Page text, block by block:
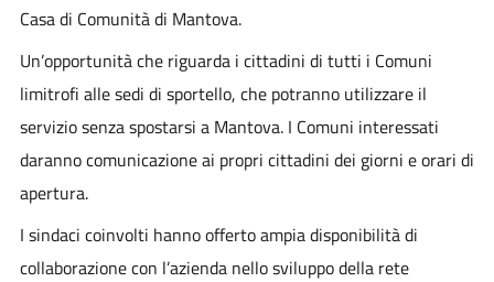
Casa di Comunità di Mantova.
Un’opportunità che riguarda i cittadini di tutti i Comuni
limitrofi alle sedi di sportello, che potranno utilizzare il
servizio senza spostarsi a Mantova. I Comuni interessati
daranno comunicazione ai propri cittadini dei giorni e orari di
apertura.
I sindaci coinvolti hanno offerto ampia disponibilità di
collaborazione con l’azienda nello sviluppo della rete